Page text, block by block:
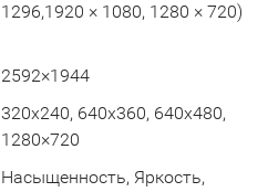
1296,1920 × 1080, 1280 × 720)
2592×1944
320x240, 640x360, 640x480,
1280×720
Насыщенность, Яркость,